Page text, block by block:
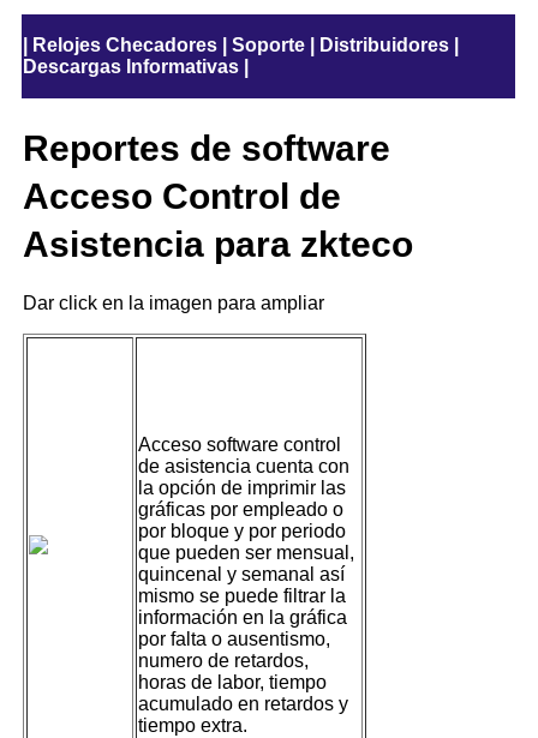
Relojes Checadores Soporte Distribuidores
Descargas Informativas
Reportes de software
Acceso Control de
Asistencia para zkteco
Dar click en la imagen para ampliar
Acceso software control
de asistencia cuenta con
la opción de imprimir las
gráficas por empleado o
por bloque y por periodo
que pueden ser mensual,
quincenal y semanal así
mismo se puede filtrar la
información en la gráfica
por falta o ausentismo,
numero de retardos,
horas de labor, tiempo
acumulado en retardos y
tiempo extra.